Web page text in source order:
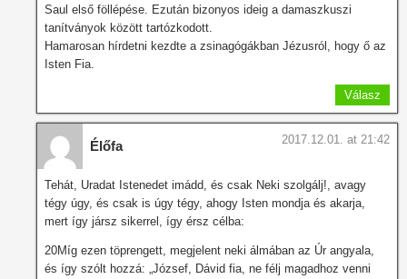
Saul első föllépése. Ezután bizonyos ideig a damaszkuszi
tanítványok között tartózkodott.
Hamarosan hírdetni kezdte a zsinagógákban Jézusról, hogy ő az
Isten Fia.
Válasz
Élőfa 2017.12.01. at 21:42
Tehát, Uradat Istenedet imádd, és csak Neki szolgálj!, avagy
tégy úgy, és csak is úgy tégy, ahogy Isten mondja és akarja,
mert így jársz sikerrel, így érsz célba:
20Míg ezen töprengett, megjelent neki álmában az Úr angyala,
és így szólt hozzá: „József, Dávid fia, ne félj magadhoz venni